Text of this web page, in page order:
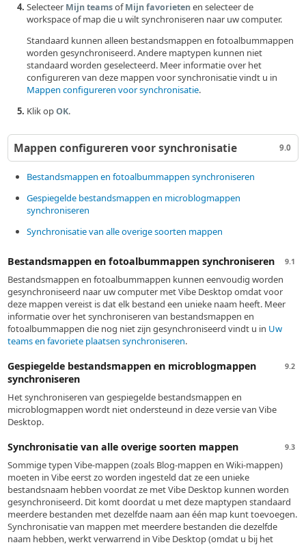
Selecteer Mijn teamsofMijn favorietenen selecteer de
workspace of map die u wilt synchroniseren naar uw computer.
Standaard kunnen alleen bestandsmappen en fotoalbummappen
worden gesynchroniseerd. Andere maptypen kunnen niet
standaard worden geselecteerd. Meer informatie over het
configureren van deze mappen voor synchronisatie vindt u in
Mappen configureren voor synchronisatie.
Klik opOK.
9.0
Mappen configureren voor synchronisatie
Bestandsmappen en fotoalbummappen synchroniseren
Gespiegelde bestandsmappen en microblogmappen
synchroniseren
Synchronisatie van alle overige soorten mappen
9.1
Bestandsmappen en fotoalbummappen synchroniseren
Bestandsmappen en fotoalbummappen kunnen eenvoudig worden
gesynchroniseerd naar uw computer met Vibe Desktop omdat voor
deze mappen vereist is dat elk bestand een unieke naam heeft. Meer
informatie over het synchroniseren van bestandsmappen en
fotoalbummappen die nog niet zijn gesynchroniseerd vindt u in Uw
teams en favoriete plaatsen synchroniseren.
9.2
Gespiegelde bestandsmappen en microblogmappen
synchroniseren
Het synchroniseren van gespiegelde bestandsmappen en
microblogmappen wordt niet ondersteund in deze versie van Vibe
Desktop.
9.3
Synchronisatie van alle overige soorten mappen
Sommige typen Vibe-mappen (zoals Blog-mappen en Wiki-mappen)
moeten in Vibe eerst zo worden ingesteld dat ze een unieke
bestandsnaam hebben voordat ze met Vibe Desktop kunnen worden
gesynchroniseerd. Dit komt doordat u met deze maptypen standaard
meerdere bestanden met dezelfde naam aan één map kunt toevoegen.
Synchronisatie van mappen met meerdere bestanden die dezelfde
naam hebben, werkt verwarrend in Vibe Desktop (omdat u bij het